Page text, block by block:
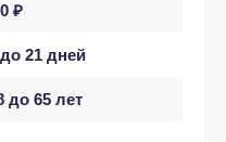
₽
21 дней
до 65 лет